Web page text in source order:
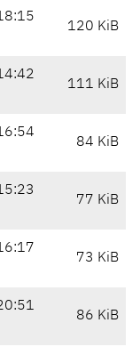
120 KiB
111 KiB
84 KiB
77 KiB
73 KiB
86 KiB